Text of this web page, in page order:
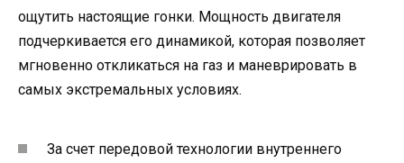
ощутить настоящие гонки. Мощность двигателя
подчеркивается его динамикой, которая позволяет
мгновенно откликаться на газ и маневрировать в
самых экстремальных условиях.
За счет передовой технологии внутреннего